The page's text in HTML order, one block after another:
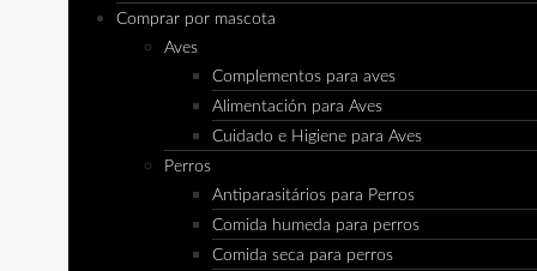
Comprar por mascota
Aves
Complementos para aves
Alimentación para Aves
Cuidado e Higiene para Aves
Perros
Antiparasitários para Perros
Comida humeda para perros
Comida seca para perros